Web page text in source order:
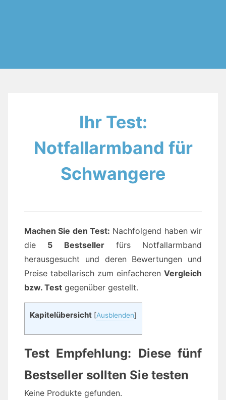
Ihr Test:
Notfallarmband für
Schwangere
Machen Sie den Test: Nachfolgend haben wir
die 5 Bestsellerfürs Notfallarmband
herausgesucht und deren Bewertungen und
Preise tabellarisch zum einfacheren Vergleich
bzw. Test gegenüber gestellt.
Kapitelübersicht [Ausblenden]
Test Empfehlung: Diese fünf
Bestseller sollten Sie testen
Keine Produkte gefunden.